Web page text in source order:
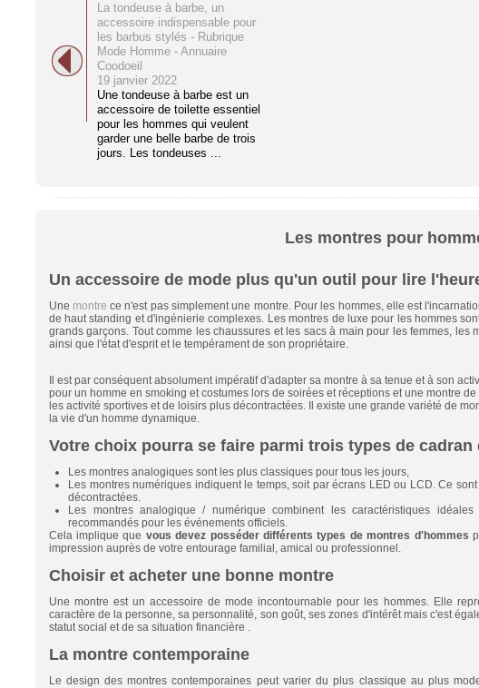
La tondeuse à barbe, un
accessoire indispensable pour
les barbus stylés - Rubrique
Mode Homme - Annuaire
Coodoeil
19 janvier 2022
Une tondeuse à barbe est un
accessoire de toilette essentiel
pour les hommes qui veulent
garder une belle barbe de trois
jours. Les tondeuses ...
Les montres pour
Un accessoire de mode plus qu'un outil pour lire
Une montre ce n'est pas simplement une montre. Pour les hommes, elle est
de haut standing et d'ingénierie complexes. Les montres de luxe pour les hommes
grands garçons. Tout comme les chaussures et les sacs à main pour les femmes, les
ainsi que l'état d'esprit et le tempérament de son propriétaire.
Il est par conséquent absolument impératif d'adapter sa montre à sa tenue et à son
pour un homme en smoking et costumes lors de soirées et réceptions et une montre
les activité sportives et de loisirs plus décontractées. Il existe une grande variété de
la vie d'un homme dynamique.
Votre choix pourra se faire parmi trois types de cadran
Les montres analogiques sont les plus classiques pour tous les jours,
Les montres numériques indiquent le temps, soit par écrans LED ou LCD. Ce
décontractées.
Les montres analogique / numérique combinent les caractéristiques
recommandés pour les événements officiels.
Cela implique que vous devez posséder différents types de montres d'hommes
impression auprès de votre entourage familial, amical ou professionnel.
Choisir et acheter une bonne montre
Une montre est un accessoire de mode incontournable pour les hommes. Elle
caractère de la personne, sa personnalité, son goût, ses zones d'intérêt mais c'est
statut social et de sa situation financière .
La montre contemporaine
Le design des montres contemporaines peut varier du plus classique au plus